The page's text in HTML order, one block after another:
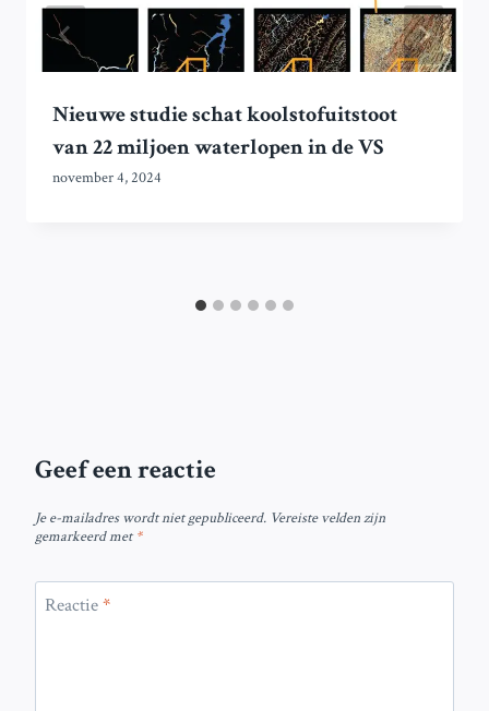
Nieuwe studie schat koolstofuitstoot
van 22 miljoen waterlopen in de VS
november 4, 2024
Geef een reactie
Je e-mailadres wordt niet gepubliceerd. Vereiste velden zijn
gemarkeerd met*
Reactie*